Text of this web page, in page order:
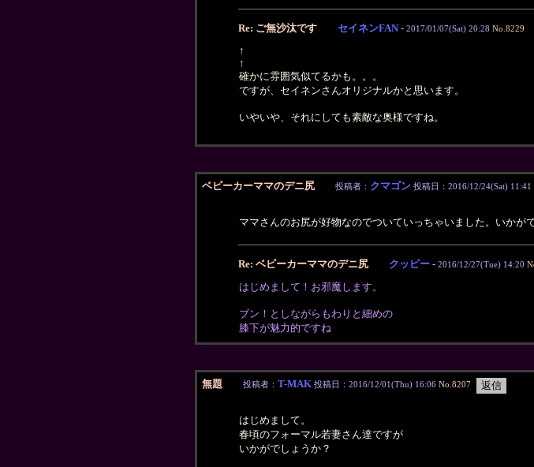
Re: ご無沙汰です セイネンFAN- 2017/01/07(Sat) 20:28 No.8229
↑
↑
確かに雰囲気似てるかも。。。
ですが、セイネンさんオリジナルかと思います。
いやいや、それにしても素敵な奥様ですね。
ベビーカーママのデニ尻 投稿者： クマゴン 投稿日：2016/12/24(Sat) 11:41
ママさんのお尻が好物なのでついていっちゃいました。いかが
Re: ベビーカーママのデニ尻 クッピー - 2016/12/27(Tue) 14:20
はじめまして！お邪魔します。
ブン！としながらもわりと細めの
膝下が魅力的ですね
無題 投稿者： T-MAK 投稿日：2016/12/01(Thu) 16:06 No.8207
はじめまして。
春頃のフォーマル若妻さん達ですが
いかがでしょうか？